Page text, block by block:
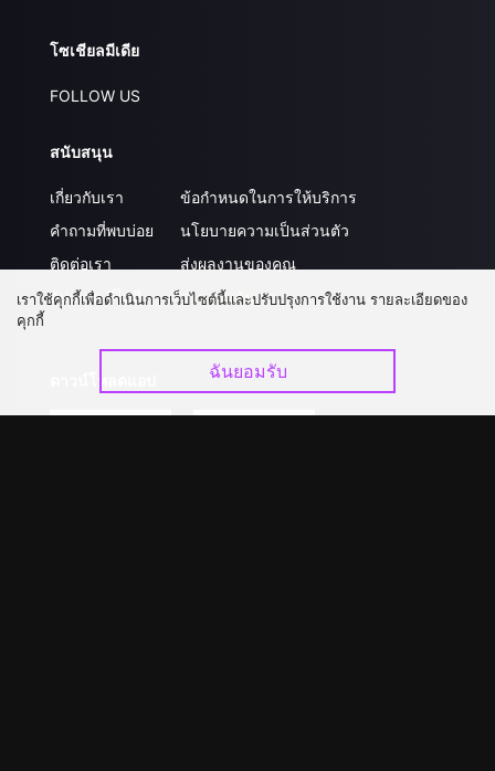
โซเชียลมีเดีย
FOLLOW US
สนับสนุน
เกี่ยวกับเรา
คำถามที่พบบ่อย
ติดต่อเรา
อัปเกรด วีไอพี
ข้อกำหนดในการให้บริการ
นโยบายความเป็นส่วนตัว
ส่งผลงานของคุณ
ร่วมงานกับเรา
เราใช้คุกกี้เพื่อดำเนินการเว็บไซต์นี้และปรับปรุงการใช้งาน รายละเอียดของ
คุกกี้
ฉันยอมรับ